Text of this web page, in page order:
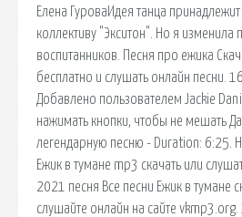
Елена ГуроваИдея танца
коллективу "Экситон". Но я изменила
воспитанников. Песня про ежика
бесплатно и слушать онлайн песни.
Добавлено пользователем Jackie
нажимать кнопки, чтобы не мешать
легендарную песню - Duration: 6:25.
Ежик в тумане mp3 скачать или
2021 песня Все песни Ежик в тумане
слушайте онлайн на сайте